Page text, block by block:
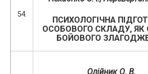
54.
ПСИХОЛОГІЧНА
ОСОБОВОГО СКЛАДУ, ЯК
БОЙОВОГО
Олійник О. В.